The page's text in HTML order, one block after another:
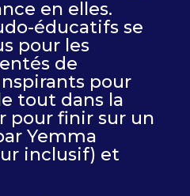
en elles.
éducatifs se
pour les
de
pour
tout dans la
pour finir sur un
Yemma
inclusif) et